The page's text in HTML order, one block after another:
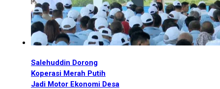
Salehuddin Dorong
Koperasi Merah Putih
Jadi Motor Ekonomi Desa